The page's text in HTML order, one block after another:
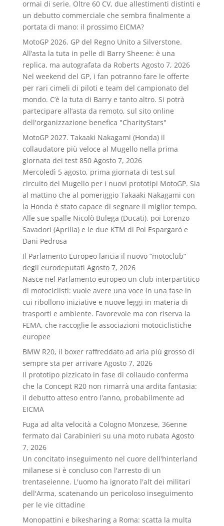
ormai di serie. Oltre 60 CV, due allestimenti distinti e
un debutto commerciale che sembra finalmente a
portata di mano: il prossimo EICMA?
MotoGP 2026. GP del Regno Unito a Silverstone.
All’asta la tuta in pelle di Barry Sheene: è una
replica, ma autografata da Roberts Agosto 7, 2026
Nel weekend del GP, i fan potranno fare le offerte
per rari cimeli di piloti e team del campionato del
mondo. C’è la tuta di Barry e tanto altro. Si potrà
partecipare all’asta da remoto, sul sito online
dell'organizzazione benefica "CharityStars"
MotoGP 2027. Takaaki Nakagami (Honda) il
collaudatore più veloce al Mugello nella prima
giornata dei test 850 Agosto 7, 2026
Mercoledì 5 agosto, prima giornata di test sul
circuito del Mugello per i nuovi prototipi MotoGP. Sia
al mattino che al pomeriggio Takaaki Nakagami con
la Honda è stato capace di segnare il miglior tempo.
Alle sue spalle Nicolò Bulega (Ducati), poi Lorenzo
Savadori (Aprilia) e le due KTM di Pol Espargaró e
Dani Pedrosa
Il Parlamento Europeo lancia il nuovo “motoclub”
degli eurodeputati Agosto 7, 2026
Nasce nel Parlamento europeo un club interpartitico
di motociclisti: vuole avere una voce in una fase in
cui ribollono iniziative e nuove leggi in materia di
trasporti e ambiente. Favorevole ma con riserva la
FEMA, che raccoglie le associazioni motociclistiche
europee
BMW R20, il boxer raffreddato ad aria più grosso di
sempre sta per arrivare Agosto 7, 2026
Il prototipo pizzicato in fase di collaudo conferma
che la Concept R20 non rimarrà una ardita fantasia:
il debutto atteso entro l'anno, probabilmente ad
EICMA
Fuga ad alta velocità a Cologno Monzese, 36enne
fermato dai Carabinieri su una moto rubata Agosto
7, 2026
Un concitato inseguimento nel cuore dell'hinterland
milanese si è concluso con l'arresto di un
trentaseienne. L'uomo ha ignorato l'alt dei militari
dell'Arma, scatenando un pericoloso inseguimento
per le vie cittadine
Monopattini e bikesharing a Roma: scatta la multa